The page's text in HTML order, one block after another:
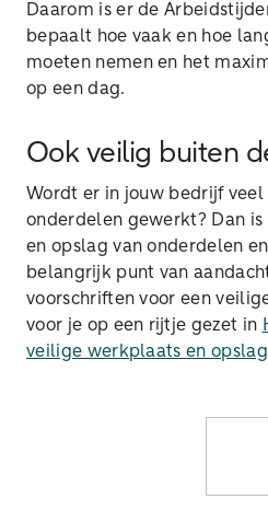
Daarom is er de
bepaalt hoe vaak en hoe
moeten nemen en het
op een dag.
Ook veilig buiten
Wordt er in jouw bedrijf
onderdelen gewerkt? Dan
en opslag van onderdelen
belangrijk punt van
voorschriften voor een
voor je op een rijtje gezet in
veilige werkplaats en